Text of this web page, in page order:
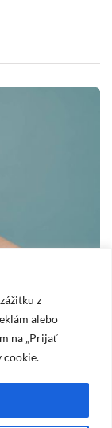
z
alebo
na „Prijať
cookie.